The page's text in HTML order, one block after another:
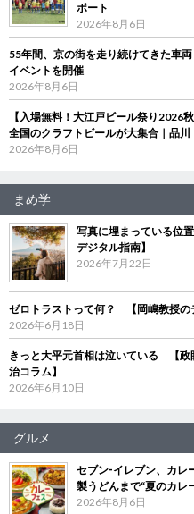
ポート
2026年8月6日
55年間、京の街を走り続けてきた車
イベントを開催
2026年8月6日
【入場無料！大江戸ビール祭り2026
全国のクラフトビールが大集合｜品川
2026年8月6日
まめ学
写真に埋まっている位
デジタル指南】
2026年7月22日
ゼロトラストって何？ 【岡嶋教授の
2026年6月18日
きっと大平元首相は泣いている 【政
治コラム】
2026年6月10日
グルメ
セブン‐イレブン、カ
製うどんまで“夏のカレ
2026年8月6日